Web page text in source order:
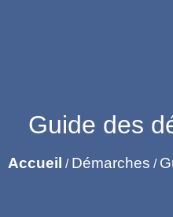
Guide des
Accueil / Démarches /